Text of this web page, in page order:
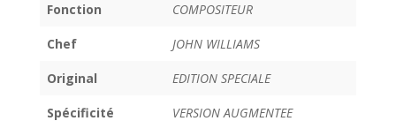
Fonction COMPOSITEUR
Chef JOHN WILLIAMS
Original EDITION SPECIALE
Spécificité VERSION AUGMENTEE